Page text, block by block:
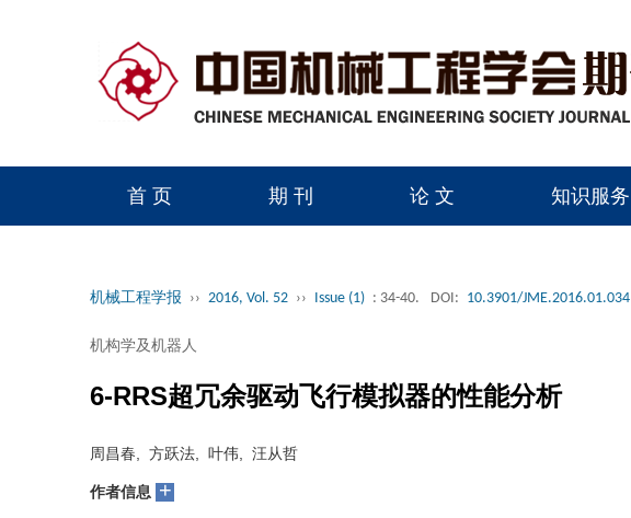
首 页 期 刊 论 文 知识服务
机械工程学报 ›› 2016, Vol. 52 ›› Issue (1) : 34-40. DOI: 10.3901/JME.2016.01.034
机构学及机器人
6-RRS超冗余驱动飞行模拟器的性能分析
周昌春, 方跃法, 叶伟, 汪从哲
作者信息 +